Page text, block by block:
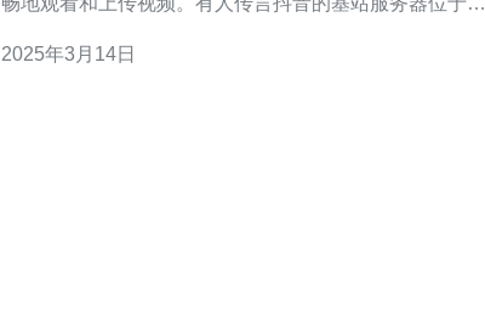
器架构是一个分布式系统，它将服务器分布在全球各地的
2025年3月14日